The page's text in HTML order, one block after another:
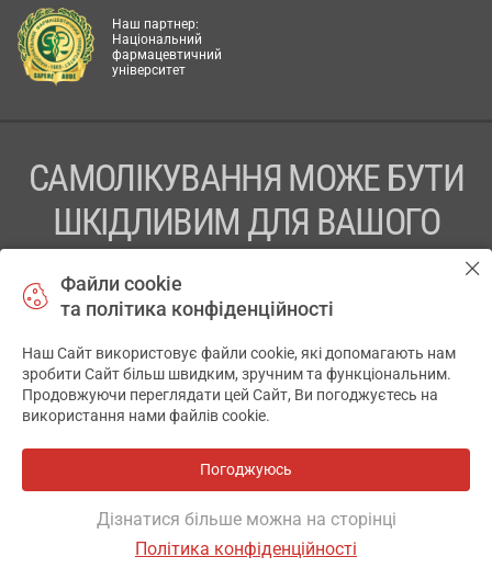
Наш партнер:
Національний
фармацевтичний
університет
САМОЛІКУВАННЯ МОЖЕ БУТИ
ШКІДЛИВИМ ДЛЯ ВАШОГО
ПЕРЕД ЗАСТОСУВАННЯМ ПРЕПАРАТУ ПРОКОНСУЛЬТУЙТЕСЬ
ТОВ «АПТЕКА 911.ЮА» Код ЄДРПОУ 43631965.
Відмова від відповідальності
© 2014-2026. Медична інформаційна система АПТЕКА911.ЮА
Файли cookie
та політика конфіденційності
Наш Сайт використовує файли cookie, які допомагають нам
зробити Сайт більш швидким, зручним та функціональним.
Продовжуючи переглядати цей Сайт, Ви погоджуєтесь на
використання нами файлів cookie.
Погоджуюсь
Дізнатися більше можна на сторінці
Політика конфіденційності
✕